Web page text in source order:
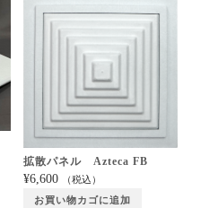
拡散パネル Azteca FB
¥6,600 （税込）
お買い物カゴに追加